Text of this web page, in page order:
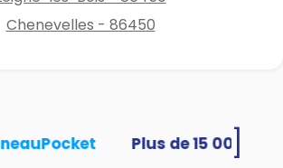
Chenevelles - 86450